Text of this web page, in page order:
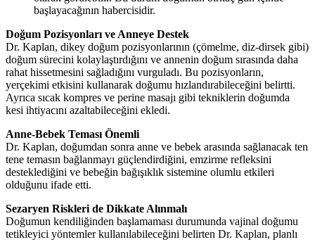
başlayacağının habercisidir.
Doğum Pozisyonları ve Anneye Destek
Dr. Kaplan, dikey doğum pozisyonlarının (çömelme, diz-dirsek gibi)
doğum sürecini kolaylaştırdığını ve annenin doğum sırasında daha
rahat hissetmesini sağladığını vurguladı. Bu pozisyonların,
yerçekimi etkisini kullanarak doğumu hızlandırabileceğini belirtti.
Ayrıca sıcak kompres ve perine masajı gibi tekniklerin doğumda
kesi ihtiyacını azaltabileceğini ekledi.
Anne-Bebek Teması Önemli
Dr. Kaplan, doğumdan sonra anne ve bebek arasında sağlanacak ten
tene temasın bağlanmayı güçlendirdiğini, emzirme refleksini
desteklediğini ve bebeğin bağışıklık sistemine olumlu etkileri
olduğunu ifade etti.
Sezaryen Riskleri de Dikkate Alınmalı
Doğumun kendiliğinden başlamaması durumunda vajinal doğumu
tetikleyici yöntemler kullanılabileceğini belirten Dr. Kaplan, planlı